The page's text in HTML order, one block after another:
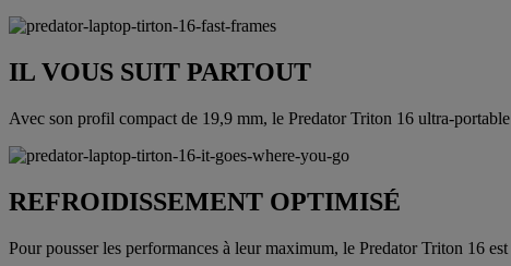
IL VOUS SUIT PARTOUT
Avec son profil compact de 19,9 mm, le Predator Triton 16 ultra-
REFROIDISSEMENT OPTIMISÉ
Pour pousser les performances à leur maximum, le Predator Triton 16